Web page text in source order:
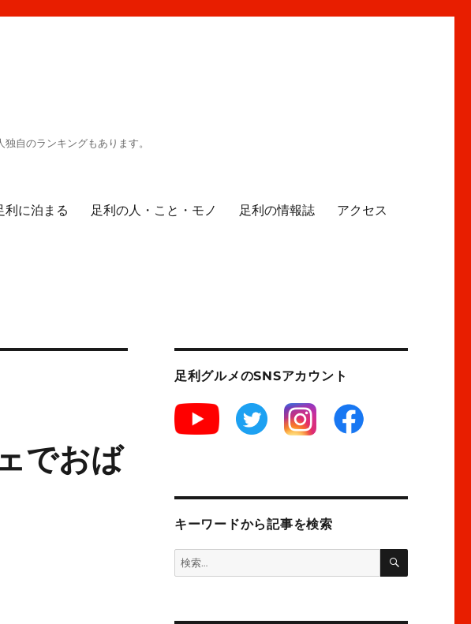
自のランキングもあります。
利に泊まる 足利の人・こと・モノ 足利の情報誌 アクセス
でおば
足利グルメのSNSアカウント
キーワードから記事を検索
検
索:
検